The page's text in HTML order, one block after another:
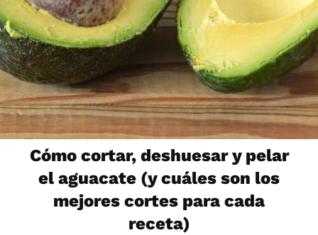
Cómo cortar, deshuesar y pelar
el aguacate (y cuáles son los
mejores cortes para cada
receta)